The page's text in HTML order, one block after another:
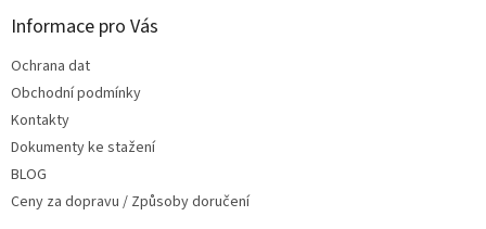
Informace pro Vás
Ochrana dat
Obchodní podmínky
Kontakty
Dokumenty ke stažení
BLOG
Ceny za dopravu / Způsoby doručení